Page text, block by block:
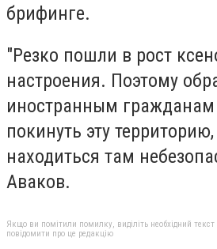
брифинге.
"Резко пошли в рост
настроения. Поэтому
иностранным гражданам
покинуть эту
находиться там
Аваков.
Якщо ви помітили помилку, виділіть необхідний
повідомити про це редакцію